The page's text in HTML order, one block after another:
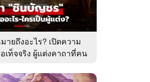
ยถึงอะไร? เปิดความ
เท็จจริง ผู้แต่งคาถาที่คน